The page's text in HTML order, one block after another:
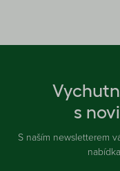
s
S naším newsletterem